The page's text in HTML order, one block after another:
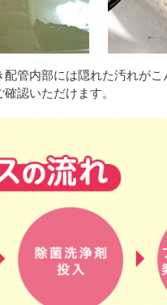
管内部には隠れた汚れが
認いただけます。